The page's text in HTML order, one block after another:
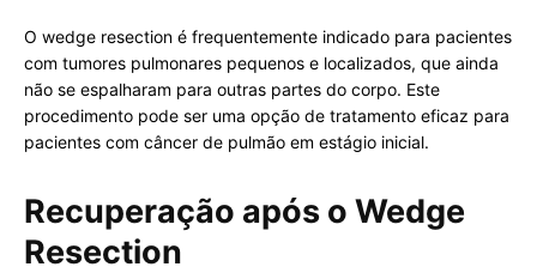
O wedge resection é frequentemente indicado para pacientes
com tumores pulmonares pequenos e localizados, que ainda
não se espalharam para outras partes do corpo. Este
procedimento pode ser uma opção de tratamento eficaz para
pacientes com câncer de pulmão em estágio inicial.
Recuperação após o Wedge
Resection